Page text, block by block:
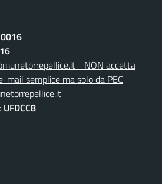
- NON accetta
mail semplice ma solo da PEC
UFDCC8